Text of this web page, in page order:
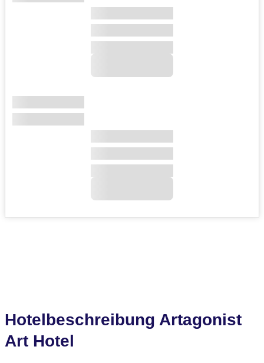
Hotelbeschreibung Artagonist
Art Hotel